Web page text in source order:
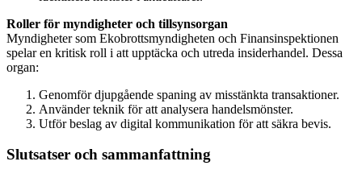
Roller för myndigheter och tillsynsorgan
Myndigheter som Ekobrottsmyndigheten och Finansinspektionen
spelar en kritisk roll i att upptäcka och utreda insiderhandel. Dessa
organ:
Genomför djupgående spaning av misstänkta transaktioner.
Använder teknik för att analysera handelsmönster.
Utför beslag av digital kommunikation för att säkra bevis.
Slutsatser och sammanfattning